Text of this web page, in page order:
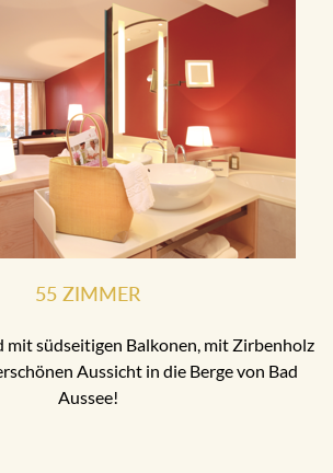
55 ZIMMER
südseitigen Balkonen, mit Zirbenholz
Aussicht in die Berge von Bad
Aussee!